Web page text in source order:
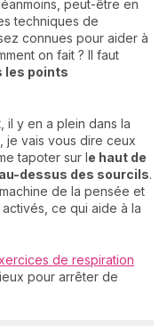
peut-être en
techniques de
connues pour aider à
on fait ? Il faut
les points
il y en a plein dans la
je vais vous dire ceux
tapoter sur le haut de
au-dessus des sourcils.
de la pensée et
ce qui aide à la
de respiration
pour arrêter de